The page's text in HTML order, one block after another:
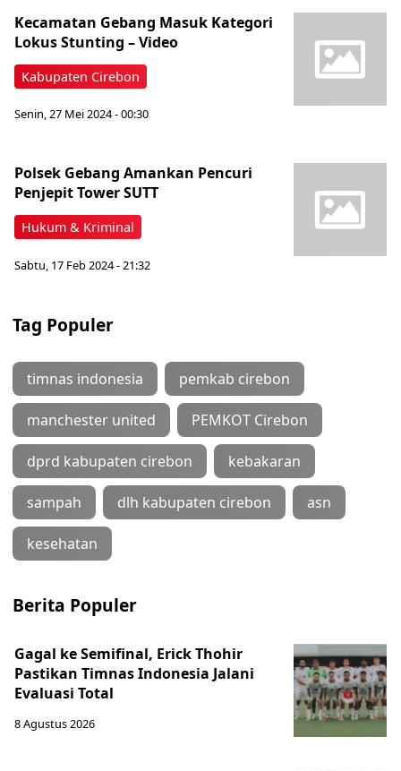
Kabupaten Cirebon
Kecamatan Gebang Masuk Kategori
Lokus Stunting – Video
Senin, 27 Mei 2024 - 00:30
Hukum & Kriminal
Polsek Gebang Amankan Pencuri
Penjepit Tower SUTT
Sabtu, 17 Feb 2024 - 21:32
Tag Populer
timnas indonesia pemkab cirebon
manchester united PEMKOT Cirebon
dprd kabupaten cirebon kebakaran
sampah dlh kabupaten cirebon asn
kesehatan
Berita Populer
Gagal ke Semifinal, Erick Thohir
Pastikan Timnas Indonesia Jalani
Evaluasi Total
8 Agustus 2026